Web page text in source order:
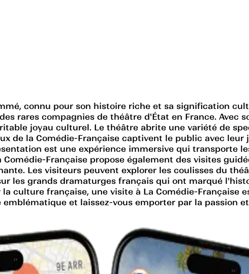
connu pour son histoire riche et sa signification
rares compagnies de théâtre d'État en France. Avec
joyau culturel. Le théâtre abrite une variété de
de la Comédie-Française captivent le public avec
est une expérience immersive qui transporte
Française propose également des visites
Les visiteurs peuvent explorer les coulisses du
les grands dramaturges français qui ont marqué
culture française, une visite à La Comédie-Française
et laissez-vous emporter par la passion